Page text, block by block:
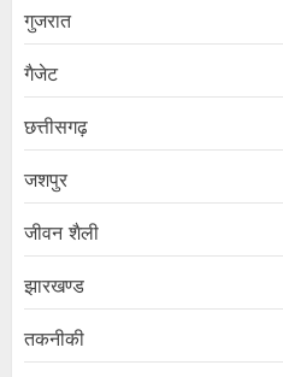
गुजरात
गैजेट
छत्तीसगढ़
जशपुर
जीवन शैली
झारखण्ड
तकनीकी